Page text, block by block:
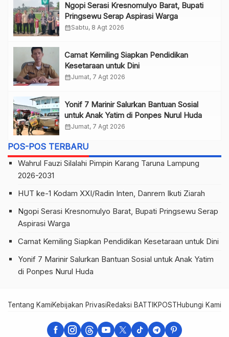
Ngopi Serasi Kresnomulyo Barat, Bupati
Pringsewu Serap Aspirasi Warga
calendar_monthSabtu, 8 Agt 2026
Camat Kemiling Siapkan Pendidikan
Kesetaraan untuk Dini
calendar_monthJumat, 7 Agt 2026
Yonif 7 Marinir Salurkan Bantuan Sosial
untuk Anak Yatim di Ponpes Nurul Huda
calendar_monthJumat, 7 Agt 2026
POS-POS TERBARU
Wahrul Fauzi Silalahi Pimpin Karang Taruna Lampung
2026-2031
HUT ke-1 Kodam XXI/Radin Inten, Danrem Ikuti Ziarah
Ngopi Serasi Kresnomulyo Barat, Bupati Pringsewu Serap
Aspirasi Warga
Camat Kemiling Siapkan Pendidikan Kesetaraan untuk Dini
Yonif 7 Marinir Salurkan Bantuan Sosial untuk Anak Yatim
di Ponpes Nurul Huda
Tentang KamiKebijakan PrivasiRedaksi BATTIKPOSTHubungi Kami